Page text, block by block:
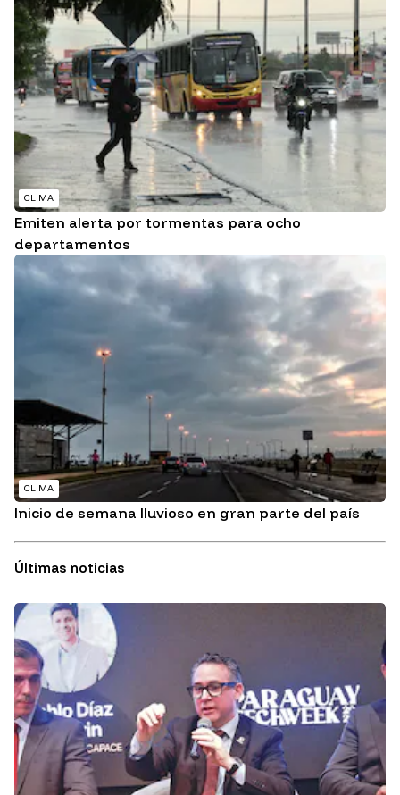
CLIMA
Emiten alerta por tormentas para ocho
departamentos
CLIMA
Inicio de semana lluvioso en gran parte del país
Últimas noticias